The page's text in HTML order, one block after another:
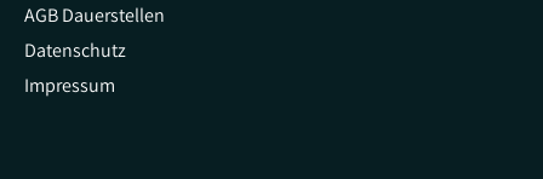
AGB Dauerstellen
Datenschutz
Impressum